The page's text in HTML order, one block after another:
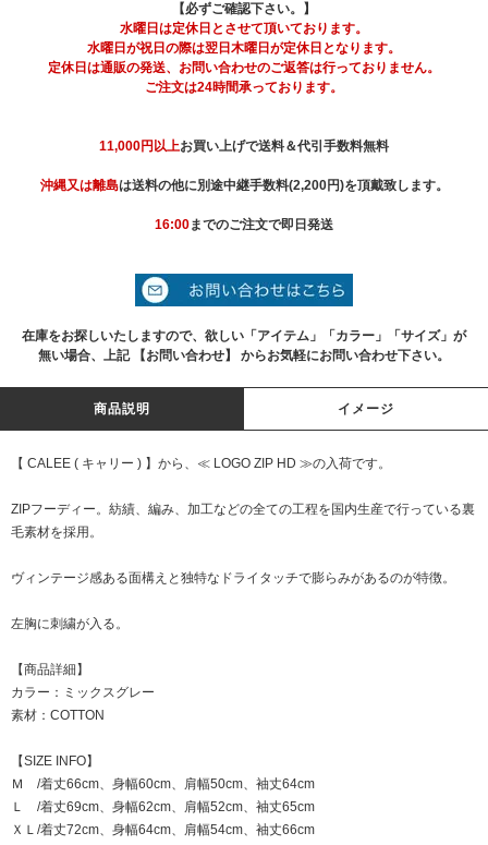
【必ずご確認下さい。】
水曜日は定休日とさせて頂いております。
水曜日が祝日の際は翌日木曜日が定休日となります。
定休日は通販の発送、お問い合わせのご返答は行っておりません。
ご注文は24時間承っております。
11,000円以上お買い上げで送料＆代引手数料無料
沖縄又は離島は送料の他に別途中継手数料(2,200円)を頂戴致します。
16:00までのご注文で即日発送
在庫をお探しいたしますので、欲しい「アイテム」「カラー」「サイズ」が
無い場合、上記 【お問い合わせ】 からお気軽にお問い合わせ下さい。
商品説明 イメージ
【 CALEE ( キャリー ) 】から、≪ LOGO ZIP HD ≫の入荷です。
ZIPフーディー。紡績、編み、加工などの全ての工程を国内生産で行っている裏
毛素材を採用。
ヴィンテージ感ある面構えと独特なドライタッチで膨らみがあるのが特徴。
左胸に刺繍が入る。
【商品詳細】
カラー：ミックスグレー
素材：COTTON
【SIZE INFO】
Ｍ /着丈66cm、身幅60cm、肩幅50cm、袖丈64cm
Ｌ /着丈69cm、身幅62cm、肩幅52cm、袖丈65cm
ＸＬ/着丈72cm、身幅64cm、肩幅54cm、袖丈66cm